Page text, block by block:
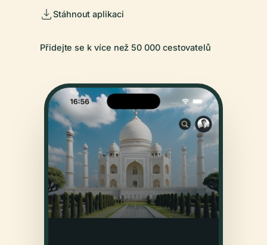
Stáhnout aplikaci
Přidejte se k více než 50 000 cestovatelů